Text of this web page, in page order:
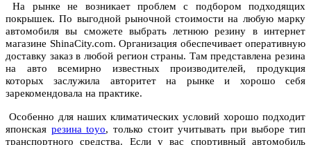
На рынке не возникает проблем с подбором подходящих
покрышек. По выгодной рыночной стоимости на любую марку
автомобиля вы сможете выбрать летнюю резину в интернет
магазине ShinaCity.com. Организация обеспечивает оперативную
доставку заказ в любой регион страны. Там представлена резина
на авто всемирно известных производителей, продукция
которых заслужила авторитет на рынке и хорошо себя
зарекомендовала на практике.
Особенно для наших климатических условий хорошо подходит
японская резина toyo, только стоит учитывать при выборе тип
транспортного средства. Если у вас спортивный автомобиль